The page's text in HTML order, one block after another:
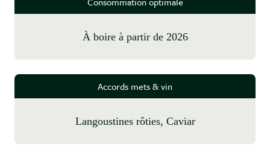
à boire à partir de 2026
Accords mets & vin
Langoustines rôties, Caviar